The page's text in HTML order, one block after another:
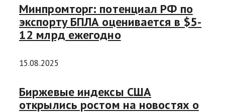
Минпромторг: потенциал РФ по
экспорту БПЛА оценивается в $5-
12 млрд ежегодно
15.08.2025
Биржевые индексы США
открылись ростом на новостях о